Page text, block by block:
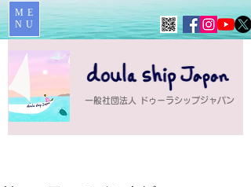
一般社団法人 ドゥーラシップジャパン
ME
NU